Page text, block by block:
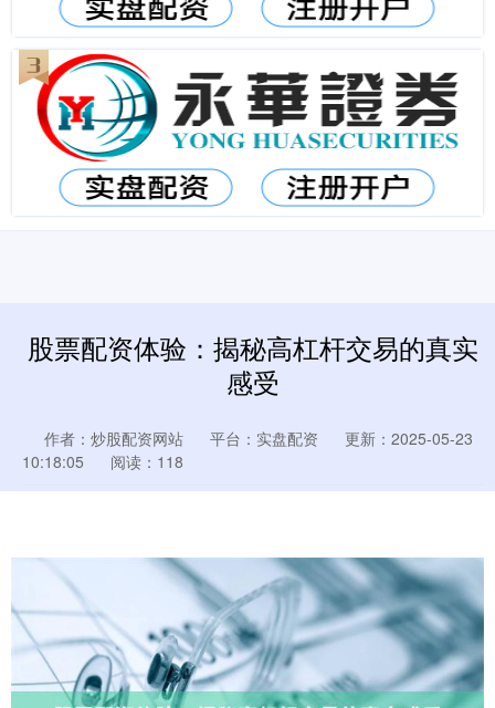
股票配资体验：揭秘高杠杆交易的真实
感受
作者：炒股配资网站 平台：实盘配资
更新：2025-05-23
10:18:05
阅读：118